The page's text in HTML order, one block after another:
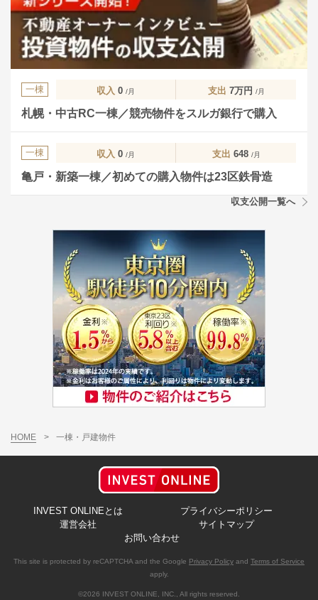
一棟 収入 0 /月 支出 7万円 /月
札幌・中古RC一棟／競売物件をスルガ銀行で購入
一棟 収入 0 /月 支出 648 /月
亀戸・新築一棟／初めての購入物件は23区鉄骨造
収支公開一覧へ
HOME > 一棟・戸建物件
INVEST ONLINEとは
プライバシーポリシー
運営会社
サイトマップ
お問い合わせ
This site is protected by reCAPTCHA and the Google Privacy Policy and Terms of Service
apply.
©2026 INVEST ONLINE, INC., All rights reserved.